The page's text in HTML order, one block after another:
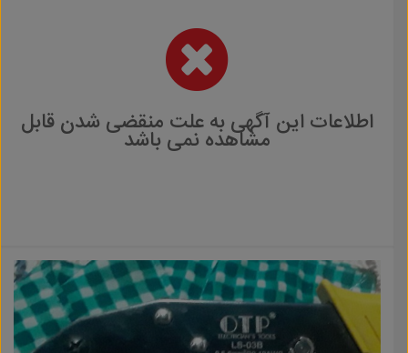
اطلاعات این آگهی به علت منقضی شدن قابل
مشاهده نمی باشد